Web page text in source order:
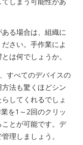
る場合は、組織に
さい。手作業によ
は何でしょうか。
すべてのデバイスの
法も驚くほどシン
してくれるでしょ
を1 ～ 2回のクリッ
とが可能です。デ
理しましょう。